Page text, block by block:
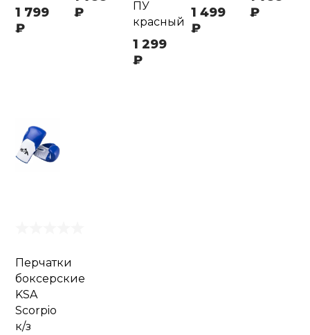
1 799
₽
₽
ПУ
красный
1 299
₽
1 499
₽
₽
Перчатки
боксерские
KSA
Scorpio
к/з